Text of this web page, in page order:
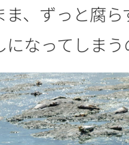
、ずっと腐
になってしま